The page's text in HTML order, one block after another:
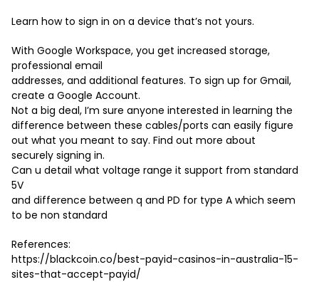
Learn how to sign in on a device that’s not yours.
With Google Workspace, you get increased storage,
professional email
addresses, and additional features. To sign up for Gmail,
create a Google Account.
Not a big deal, I’m sure anyone interested in learning the
difference between these cables/ports can easily figure
out what you meant to say. Find out more about
securely signing in.
Can u detail what voltage range it support from standard
5V
and difference between q and PD for type A which seem
to be non standard
References:
https://blackcoin.co/best-payid-casinos-in-australia-15-
sites-that-accept-payid/